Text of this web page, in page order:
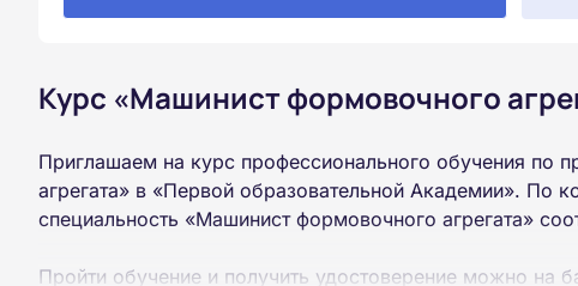
Курс «Машинист формовочного
Приглашаем на курс профессионального обучения по
агрегата» в «Первой образовательной Академии». По
специальность «Машинист формовочного агрегата»
Пройти обучение и получить удостоверение можно на